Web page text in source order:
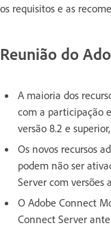
os requisitos e as
Reunião do
A maioria dos
com a participação
versão 8.2 e
Os novos recursos
podem não ser
Server com versões
O Adobe Connect
Connect Server